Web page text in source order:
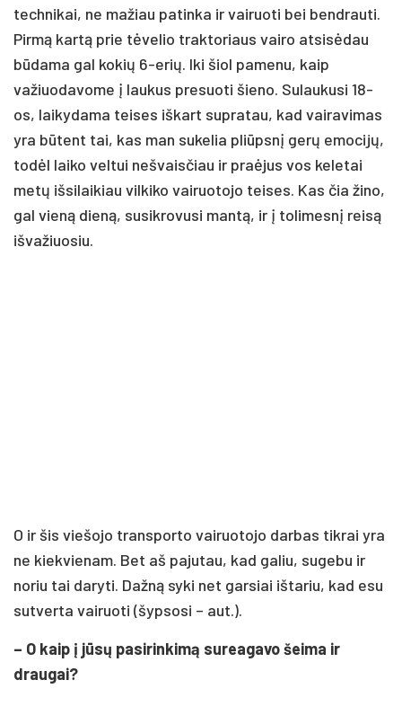
technikai, ne mažiau patinka ir vairuoti bei bendrauti.
Pirmą kartą prie tėvelio traktoriaus vairo atsisėdau
būdama gal kokių 6-erių. Iki šiol pamenu, kaip
važiuodavome į laukus presuoti šieno. Sulaukusi 18-
os, laikydama teises iškart supratau, kad vairavimas
yra būtent tai, kas man sukelia pliūpsnį gerų emocijų,
todėl laiko veltui nešvaisčiau ir praėjus vos keletai
metų išsilaikiau vilkiko vairuotojo teises. Kas čia žino,
gal vieną dieną, susikrovusi mantą, ir į tolimesnį reisą
išvažiuosiu.
O ir šis viešojo transporto vairuotojo darbas tikrai yra
ne kiekvienam. Bet aš pajutau, kad galiu, sugebu ir
noriu tai daryti. Dažną syki net garsiai ištariu, kad esu
sutverta vairuoti (šypsosi – aut.).
– O kaip į jūsų pasirinkimą sureagavo šeima ir
draugai?